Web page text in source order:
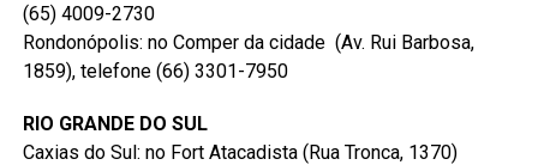
(65) 4009-2730
Rondonópolis: no Comper da cidade (Av. Rui Barbosa,
1859), telefone (66) 3301-7950
RIO GRANDE DO SUL
Caxias do Sul: no Fort Atacadista (Rua Tronca, 1370)